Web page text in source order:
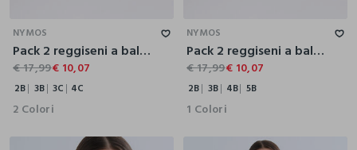
NYMOS
Pack 2 reggiseni a balconcino in microfibra stretch donna
€ 17,99€ 10,07
2B 3B 3C 4C
2 Colori
NYMOS
Pack 2 reggiseni a balconcino in jersey stretch donna
€ 17,99€ 10,07
2B 3B 4B 5B
1 Colori